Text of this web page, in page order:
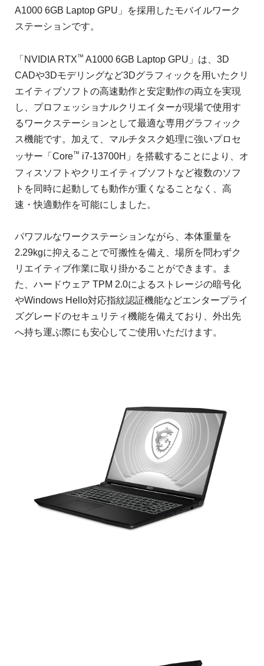
A1000 6GB Laptop GPU」を採用したモバイルワーク
ステーションです。
「NVIDIA RTX™ A1000 6GB Laptop GPU」は、3D
CADや3Dモデリングなど3Dグラフィックを用いたクリ
エイティブソフトの高速動作と安定動作の両立を実現
し、プロフェッショナルクリエイターが現場で使用す
るワークステーションとして最適な専用グラフィック
ス機能です。加えて、マルチタスク処理に強いプロセ
ッサー「Core™ i7-13700H」を搭載することにより、オ
フィスソフトやクリエイティブソフトなど複数のソフ
トを同時に起動しても動作が重くなることなく、高
速・快適動作を可能にしました。
パワフルなワークステーションながら、本体重量を
2.29kgに抑えることで可搬性を備え、場所を問わずク
リエイティブ作業に取り掛かることができます。ま
た、ハードウェア TPM 2.0によるストレージの暗号化
やWindows Hello対応指紋認証機能などエンタープライ
ズグレードのセキュリティ機能を備えており、外出先
へ持ち運ぶ際にも安心してご使用いただけます。